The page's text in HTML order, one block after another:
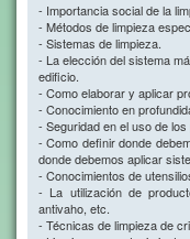
- Importancia social de la
- Métodos de limpieza
- Sistemas de limpieza.
- La elección del sistema
edificio.
- Como elaborar y aplicar
- Conocimiento en
- Seguridad en el uso de
- Como definir donde
donde debemos aplicar
- Conocimientos de
- La utilización de
antivaho, etc.
- Técnicas de limpieza de